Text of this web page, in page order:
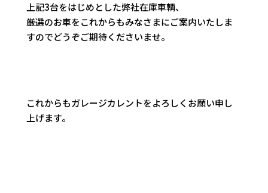
上記3台をはじめとした弊社在庫車輌、
厳選のお車をこれからもみなさまにご案内いたしま
すのでどうぞご期待くださいませ。
これからもガレージカレントをよろしくお願い申し
上げます。